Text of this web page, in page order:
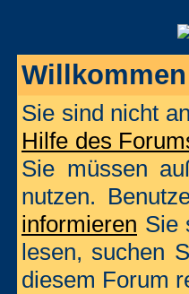
Sie sind nicht
Hilfe des
Sie müssen
nutzen.
informieren Sie
lesen, suchen
diesem Forum